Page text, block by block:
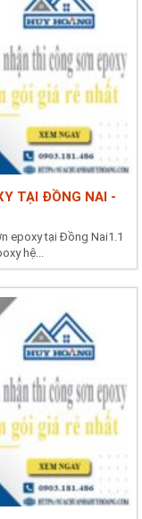
TẠI ĐỒNG NAI -
epoxy tại Đồng Nai1.1
hệ...